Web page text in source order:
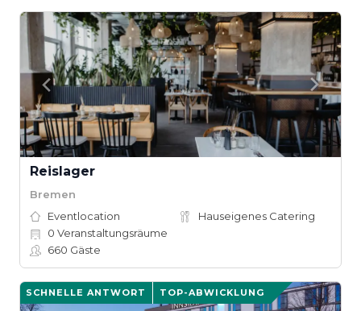
Reislager
Bremen
Eventlocation
Hauseigenes Catering
0 Veranstaltungsräume
660 Gäste
SCHNELLE ANTWORT TOP-ABWICKLUNG